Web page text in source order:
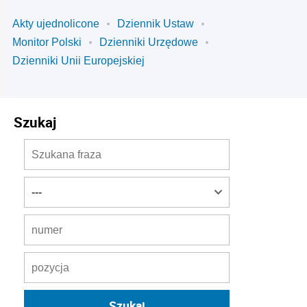
Akty ujednolicone
Dziennik Ustaw
Monitor Polski
Dzienniki Urzędowe
Dzienniki Unii Europejskiej
Szukaj